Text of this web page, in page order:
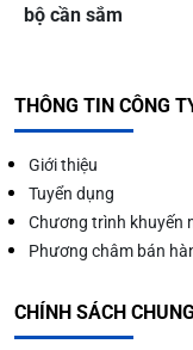
bộ cần sắm
THÔNG TIN CÔNG
Giới thiệu
Tuyển dụng
Chương trình khuyến
Phương châm bán
CHÍNH SÁCH CHUNG